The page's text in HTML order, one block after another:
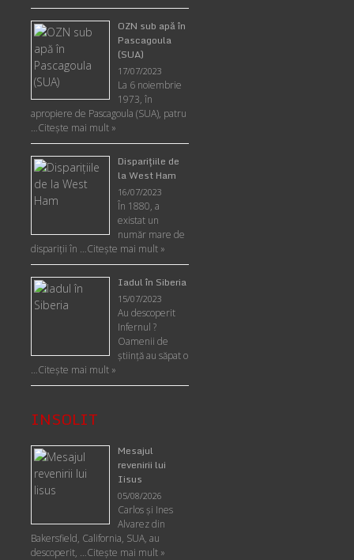
OZN sub apă în
Pascagoula
(SUA)
17/07/2023
La 6 noiembrie
1973, în
apropiere de Pascagoula (SUA), patru
…Citește mai mult »
Disparițiile de
la West Ham
16/07/2023
În 1880, a
existat un
număr mare de
dispariții în …Citește mai mult »
Iadul în Siberia
15/07/2023
Au descoperit
Infernul ?
Oamenii de
ştiinţă au săpat o
…Citește mai mult »
INSOLIT
Mesajul
revenirii lui
Iisus
05/08/2026
Carlos şi Ines
Alvarez din
Bakersfield, California, SUA, au
descoperit, …Citeşte mai mult »